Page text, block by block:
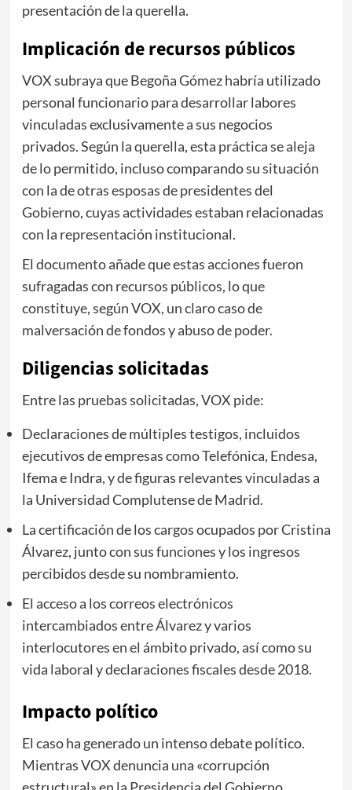
presentación de la querella.
Implicación de recursos públicos
VOX subraya que Begoña Gómez habría utilizado
personal funcionario para desarrollar labores
vinculadas exclusivamente a sus negocios
privados. Según la querella, esta práctica se aleja
de lo permitido, incluso comparando su situación
con la de otras esposas de presidentes del
Gobierno, cuyas actividades estaban relacionadas
con la representación institucional.
El documento añade que estas acciones fueron
sufragadas con recursos públicos, lo que
constituye, según VOX, un claro caso de
malversación de fondos y abuso de poder.
Diligencias solicitadas
Entre las pruebas solicitadas, VOX pide:
Declaraciones de múltiples testigos, incluidos
ejecutivos de empresas como Telefónica, Endesa,
Ifema e Indra, y de figuras relevantes vinculadas a
la Universidad Complutense de Madrid.
La certificación de los cargos ocupados por Cristina
Álvarez, junto con sus funciones y los ingresos
percibidos desde su nombramiento.
El acceso a los correos electrónicos
intercambiados entre Álvarez y varios
interlocutores en el ámbito privado, así como su
vida laboral y declaraciones fiscales desde 2018.
Impacto político
El caso ha generado un intenso debate político.
Mientras VOX denuncia una «corrupción